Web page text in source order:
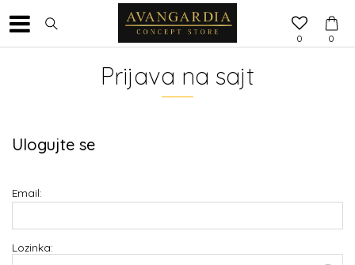
0
0
Prijava na sajt
Ulogujte se
Email:
Lozinka: